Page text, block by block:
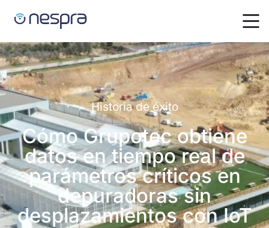
Historia de éxito
Cómo Grupotec obtiene
datos en tiempo real de
parámetros críticos en
depuradoras sin
desplazamientos con IoT